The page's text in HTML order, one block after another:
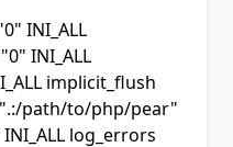
INI_ALL
"0" INI_ALL
implicit_flush
".:/path/to/php/pear"
log_errors